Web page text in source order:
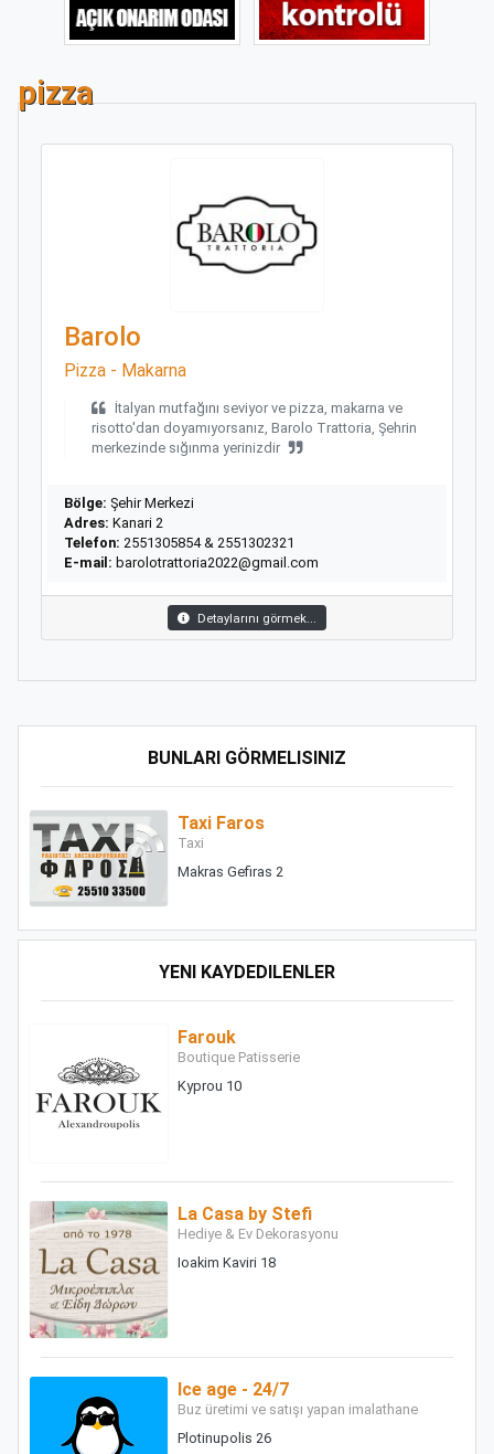
BUNLARI GÖRMELISINIZ
Taxi Faros
Taxi
Makras Gefiras 2
YENI KAYDEDILENLER
Farouk
Boutique Patisserie
Kyprou 10
La Casa by Stefi
Hediye & Ev Dekorasyonu
Ioakim Kaviri 18
Ice age - 24/7
Buz üretimi ve satışı yapan imalathane
Plotinupolis 26
pizza
Barolo
Pizza - Makarna
İtalyan mutfağını seviyor ve pizza, makarna ve
risotto'dan doyamıyorsanız, Barolo Trattoria, Şehrin
merkezinde sığınma yerinizdir
Bölge: Şehir Merkezi
Adres: Kanari 2
Telefon: 2551305854 & 2551302321
E-mail: barolotrattoria2022@gmail.com
Detaylarını görmek...